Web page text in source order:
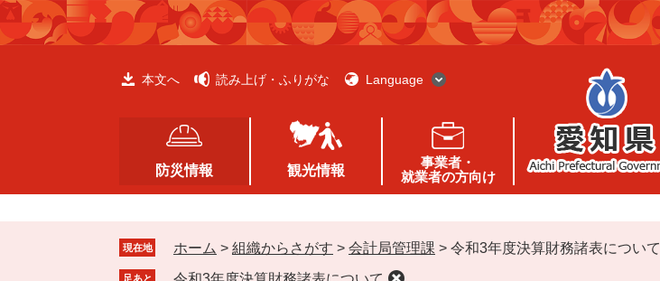
ペ
ー
メ
ニ
本文へ 読み上げ・ふりがな Language
防災情報 観光情報
事業者・
就業者の方向け
現在地 ホーム > 組織からさがす > 会計局管理課 > 令和3年度決算財務諸表について
足あと